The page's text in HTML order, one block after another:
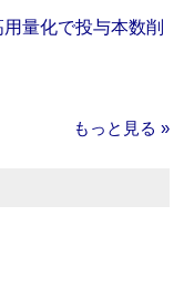
用量化で投与本数削
もっと見る »